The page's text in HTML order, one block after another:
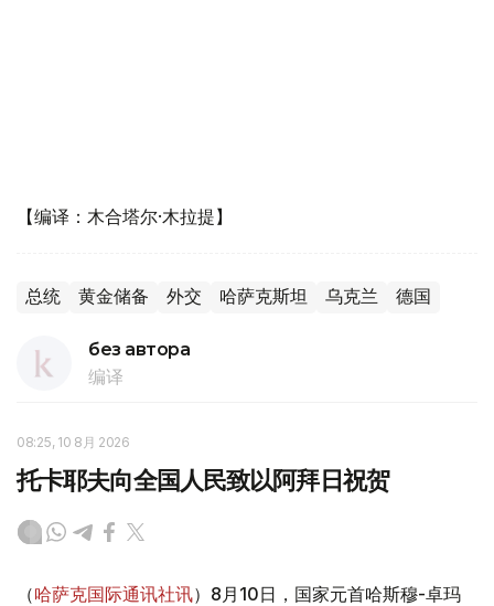
【编译：木合塔尔·木拉提】
总统 黄金储备 外交 哈萨克斯坦 乌克兰 德国
без автора
编译
08:25, 10 8月 2026
托卡耶夫向全国人民致以阿拜日祝贺
（哈萨克国际通讯社讯）8月10日，国家元首哈斯穆-卓玛